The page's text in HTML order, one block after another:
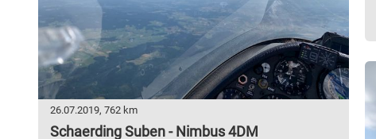
26.07.2019, 762 km
Schaerding Suben - Nimbus 4DM